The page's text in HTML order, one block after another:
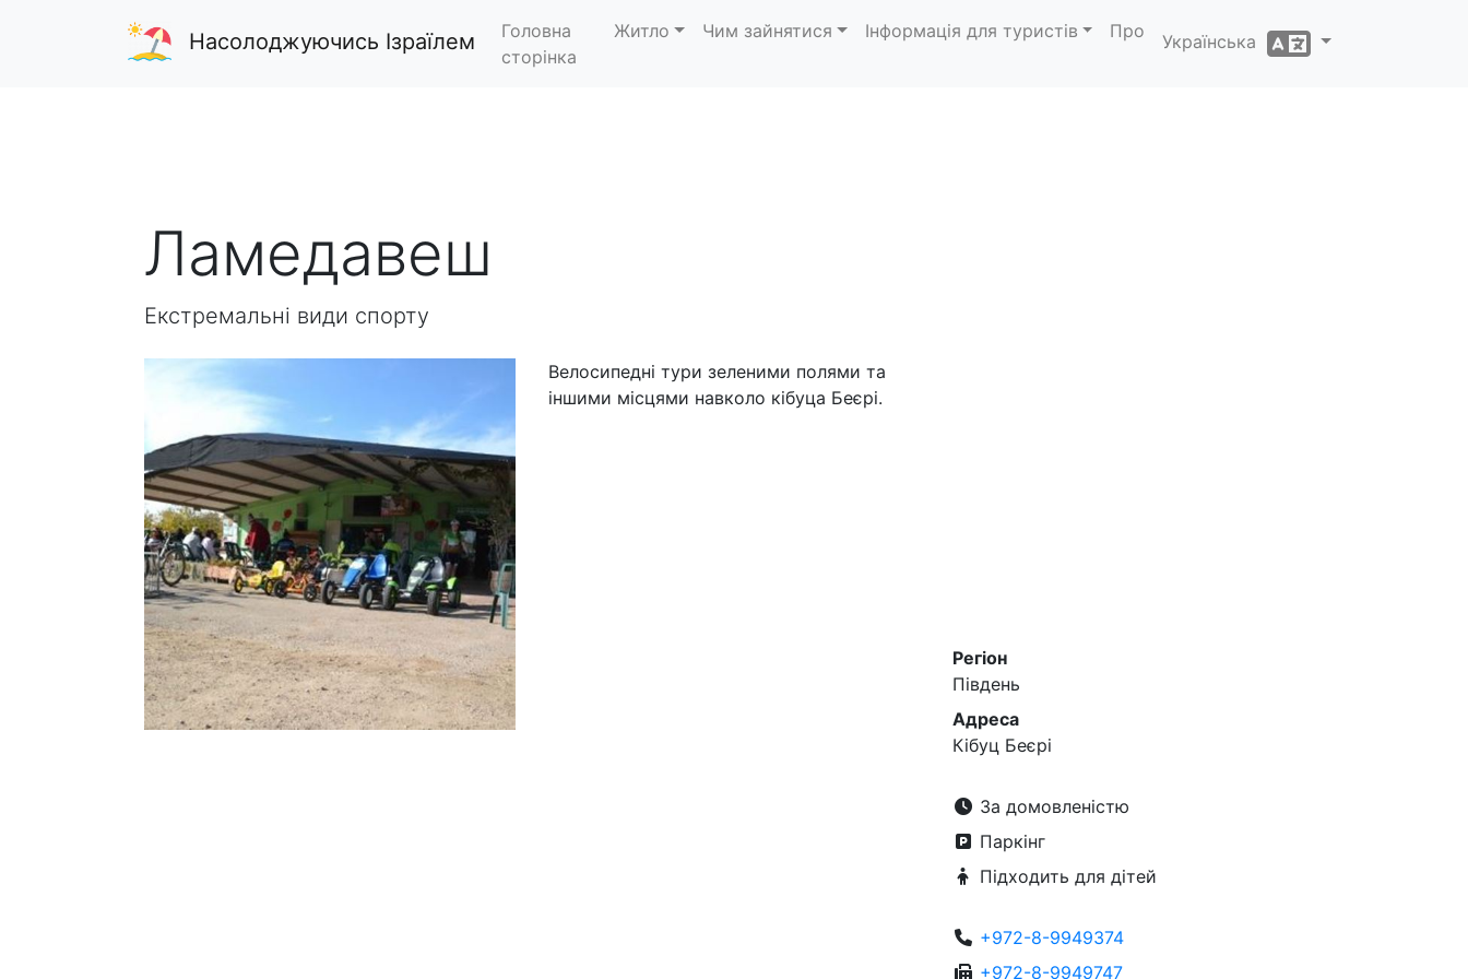
Насолоджуючись Ізраїлем
Головна
сторінка
Житло Чим зайнятися Інформація для туристів Про
Українська
Ламедавеш
Екстремальні види спорту
Велосипедні тури зеленими полями та
іншими місцями навколо кібуца Беєрі.
Регіон
Південь
Адреса
Кібуц Беєрі
За домовленістю
Паркінг
Підходить для дітей
+972-8-9949374
+972-8-9949747